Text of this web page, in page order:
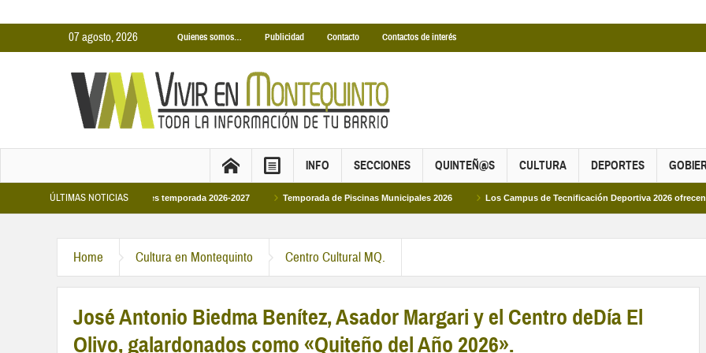
07 agosto, 2026 Quienes somos… Publicidad Contacto Contactos de interés
INFO SECCIONES QUINTEÑ@S CULTURA DEPORTES
ÚLTIMAS NOTICIAS
Municipales temporada 2026-2027 Temporada de Piscinas Municipales 2026 Los Campus de Tecnificación Deportiva 2026 ofrecen cuatro
Home Cultura en Montequinto Centro Cultural MQ.
José Antonio Biedma Benítez, Asador Margari y el Centro deDía El
Olivo, galardonados como «Quiteño del Año 2026».